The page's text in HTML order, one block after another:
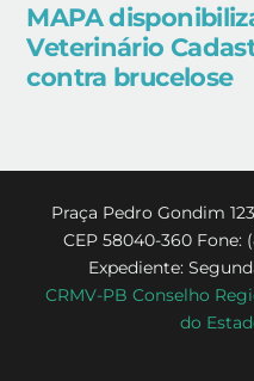
MAPA
Veterinário
contra brucelose
Praça Pedro Gondim
CEP 58040-360 Fone:
Expediente:
CRMV-PB Conselho
do